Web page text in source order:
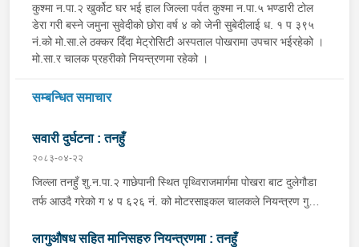
कुश्मा न.पा.२ खुर्कोट घर भई हाल जिल्ला पर्वत कुश्मा न.पा.५ भण्डारी टोल
डेरा गरी बस्ने जमुना सुवेदीको छोरा वर्ष ४ को जेनी सुबेदीलाई ध. १ प ३९५
नं.को मो.सा.ले ठक्कर दिँदा मेट्रोसिटी अस्पताल पोखरामा उपचार भईरहेको ।
मो.सा.र चालक प्रहरीको नियन्त्रणमा रहेको ।
सम्बन्धित समाचार
सवारी दुर्घटना : तनहुँ
२०८३-०४-२२
जिल्ला तनहुँ शु.न.पा.२ गाछेपानी स्थित पृथ्विराजमार्गमा पोखरा बाट दुलेगौडा
तर्फ आउदै गरेको ग ४ प ६२६ नं. को मोटरसाइकल चालकले नियन्त्रण गुमाइ
जिल्ला कास्की पो.म.न.पा.३३ बस्ने बर्ष ३९ को मन बहादुर पुन घाइते भइ
लागुऔषध सहित मानिसहरु नियन्त्रणमा : तनहुँ